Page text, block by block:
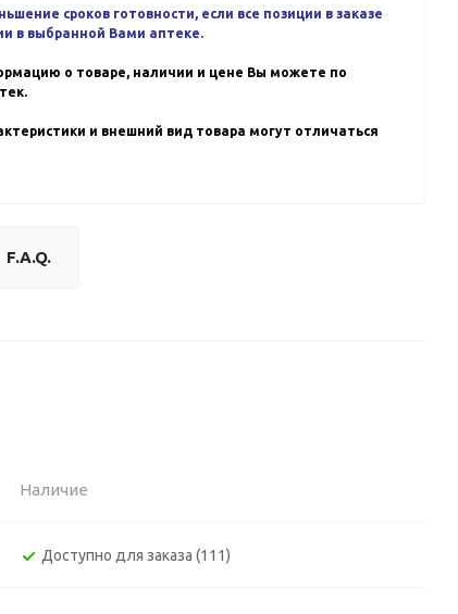
сроков готовности, если все позиции в заказе
в выбранной Вами аптеке.
о товаре, наличии и цене Вы можете по
и внешний вид товара могут отличаться
F.A.Q.
Наличие
Доступно для заказа (111)